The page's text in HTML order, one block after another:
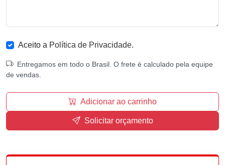
Aceito a Política de Privacidade.
Entregamos em todo o Brasil. O frete é calculado pela equipe
de vendas.
Adicionar ao carrinho
Solicitar orçamento